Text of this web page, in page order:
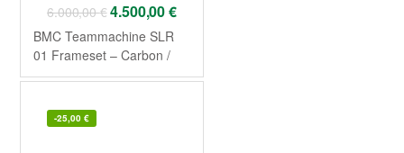
6.000,00€4.500,00€
BMC Teammachine SLR
01 Frameset – Carbon /
Neon Red 2026
-25,00 €